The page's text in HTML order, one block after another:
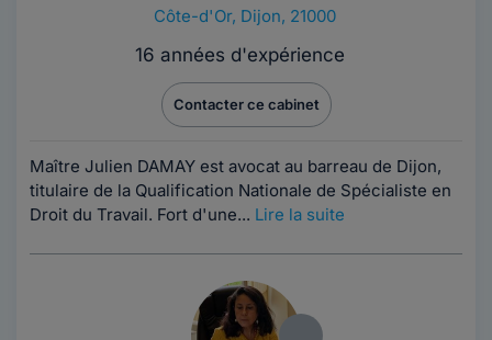
Côte-d'Or, Dijon, 21000
16 années d'expérience
Contacter ce cabinet
Maître Julien DAMAY est avocat au barreau de Dijon,
titulaire de la Qualification Nationale de Spécialiste en
Droit du Travail. Fort d'une... Lire la suite